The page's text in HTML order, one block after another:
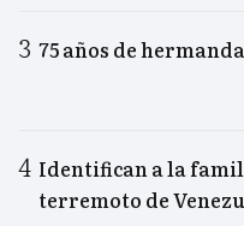
75 años de
Identifican a la
terremoto de